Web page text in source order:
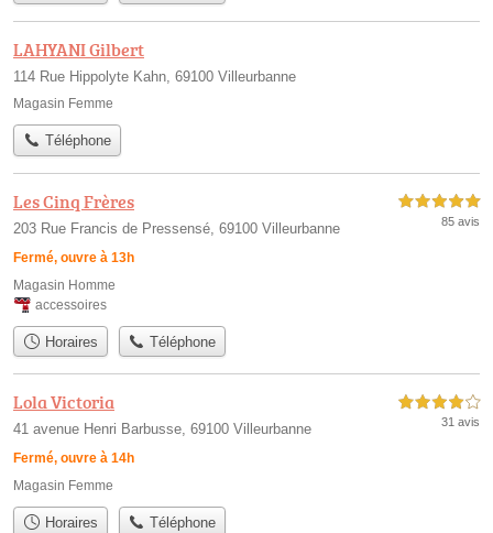
LAHYANI Gilbert
114 Rue Hippolyte Kahn, 69100 Villeurbanne
Magasin Femme
Téléphone
Les Cinq Frères
203 Rue Francis de Pressensé, 69100 Villeurbanne
Fermé, ouvre à 13h
5,0 étoiles sur 5
85 avis
Magasin Homme
accessoires
Horaires Téléphone
Lola Victoria
41 avenue Henri Barbusse, 69100 Villeurbanne
Fermé, ouvre à 14h
4,0 étoiles sur 5
31 avis
Magasin Femme
Horaires Téléphone